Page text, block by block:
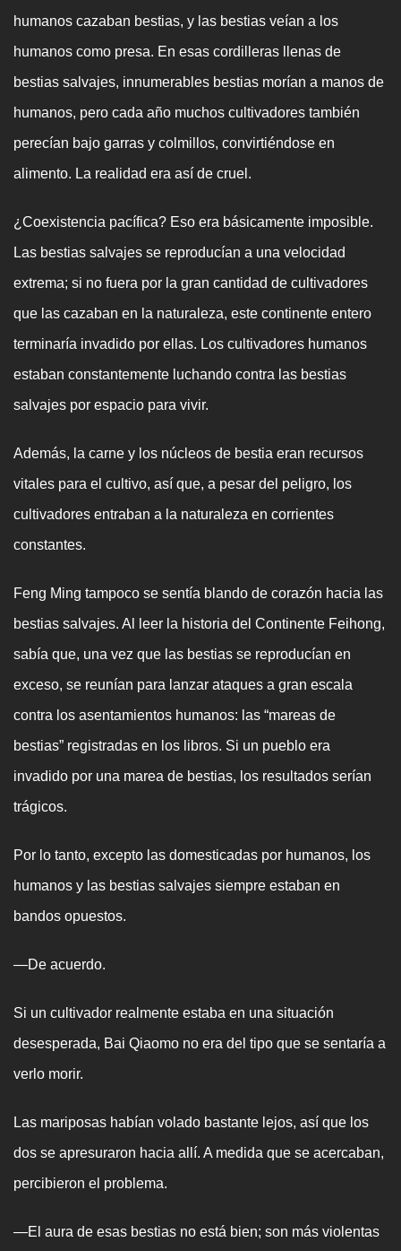
humanos cazaban bestias, y las bestias veían a los
humanos como presa. En esas cordilleras llenas de
bestias salvajes, innumerables bestias morían a manos de
humanos, pero cada año muchos cultivadores también
perecían bajo garras y colmillos, convirtiéndose en
alimento. La realidad era así de cruel.
¿Coexistencia pacífica? Eso era básicamente imposible.
Las bestias salvajes se reproducían a una velocidad
extrema; si no fuera por la gran cantidad de cultivadores
que las cazaban en la naturaleza, este continente entero
terminaría invadido por ellas. Los cultivadores humanos
estaban constantemente luchando contra las bestias
salvajes por espacio para vivir.
Además, la carne y los núcleos de bestia eran recursos
vitales para el cultivo, así que, a pesar del peligro, los
cultivadores entraban a la naturaleza en corrientes
constantes.
Feng Ming tampoco se sentía blando de corazón hacia las
bestias salvajes. Al leer la historia del Continente Feihong,
sabía que, una vez que las bestias se reproducían en
exceso, se reunían para lanzar ataques a gran escala
contra los asentamientos humanos: las “mareas de
bestias” registradas en los libros. Si un pueblo era
invadido por una marea de bestias, los resultados serían
trágicos.
Por lo tanto, excepto las domesticadas por humanos, los
humanos y las bestias salvajes siempre estaban en
bandos opuestos.
—De acuerdo.
Si un cultivador realmente estaba en una situación
desesperada, Bai Qiaomo no era del tipo que se sentaría a
verlo morir.
Las mariposas habían volado bastante lejos, así que los
dos se apresuraron hacia allí. A medida que se acercaban,
percibieron el problema.
—El aura de esas bestias no está bien; son más violentas